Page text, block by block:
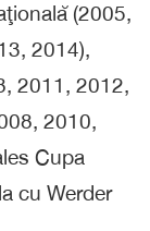
(2005,
2014),
2011, 2012,
2010,
Cupa
cu Werder